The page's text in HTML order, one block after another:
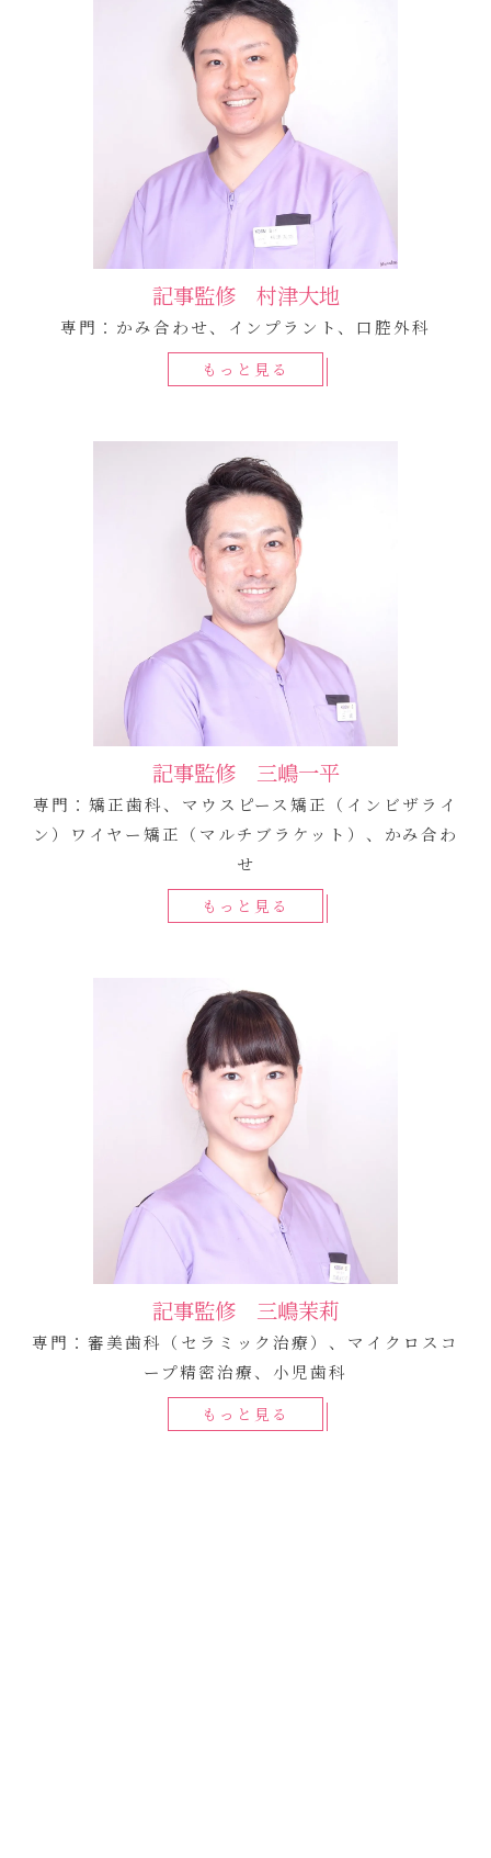
記事監修 村津大地
専門：かみ合わせ、インプラント、口腔外科
もっと見る
記事監修 三嶋一平
専門：矯正歯科、マウスピース矯正（インビザライ
ン）ワイヤー矯正（マルチブラケット）、かみ合わ
せ
もっと見る
記事監修 三嶋茉莉
専門：審美歯科（セラミック治療）、マイクロスコ
ープ精密治療、小児歯科
もっと見る